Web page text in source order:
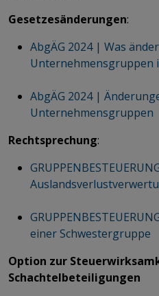
Gesetzesänderungen:
AbgÄG 2024 | Was
Unternehmensgruppen
AbgÄG 2024 |
Unternehmensgruppen
Rechtsprechung:
einer Schwestergruppe
Option zur
Schachtelbeteiligungen